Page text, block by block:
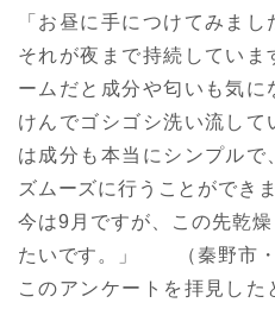
「お昼に手につけてみま
それが夜まで持続していま
ームだと成分や匂いも気
けんでゴシゴシ洗い流して
は成分も本当にシンプルで
ズムーズに行うことができま
今は9月ですが、この先乾
たいです。」 （秦野市・
このアンケートを拝見し